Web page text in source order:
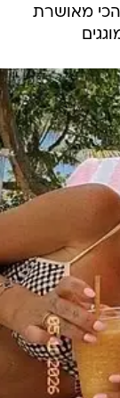
מאושרת